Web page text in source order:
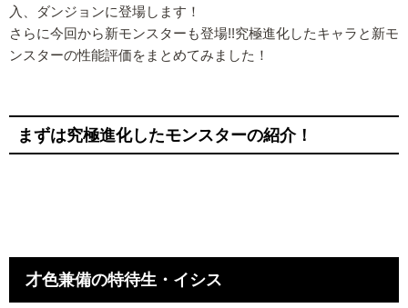
入、ダンジョンに登場します！
さらに今回から新モンスターも登場!!究極進化したキャラと新モ
ンスターの性能評価をまとめてみました！
まずは究極進化したモンスターの紹介！
才色兼備の特待生・イシス